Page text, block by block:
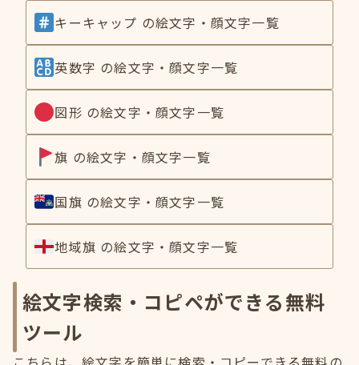
キーキャップ の絵文字・顔文字一覧
英数字 の絵文字・顔文字一覧
図形 の絵文字・顔文字一覧
旗 の絵文字・顔文字一覧
国旗 の絵文字・顔文字一覧
地域旗 の絵文字・顔文字一覧
絵文字検索・コピペができる無料
ツール